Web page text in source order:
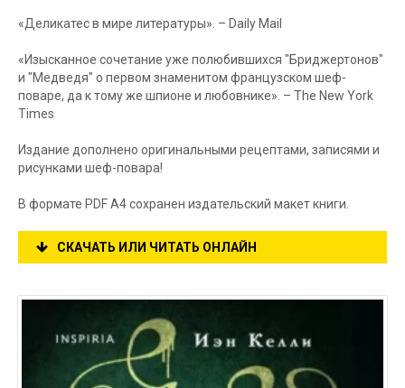
«Деликатес в мире литературы». – Daily Mail
«Изысканное сочетание уже полюбившихся "Бриджертонов"
и "Медведя" о первом знаменитом французском шеф-
поваре, да к тому же шпионе и любовнике». – The New York
Times
Издание дополнено оригинальными рецептами, записями и
рисунками шеф-повара!
В формате PDF A4 сохранен издательский макет книги.
СКАЧАТЬ ИЛИ ЧИТАТЬ ОНЛАЙН